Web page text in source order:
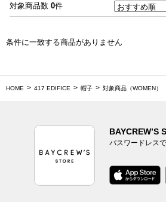
対象商品数 0件
条件に一致する商品がありません
HOME 417 EDIFICE 帽子 対象商品（WOMEN）
BAYCREW’S
パスワードレス